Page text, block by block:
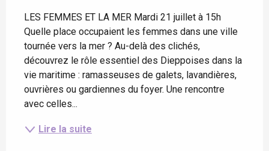
LES FEMMES ET LA MER Mardi 21 juillet à 15h
Quelle place occupaient les femmes dans une ville
tournée vers la mer ? Au-delà des clichés,
découvrez le rôle essentiel des Dieppoises dans la
vie maritime : ramasseuses de galets, lavandières,
ouvrières ou gardiennes du foyer. Une rencontre
avec celles...
Lire la suite